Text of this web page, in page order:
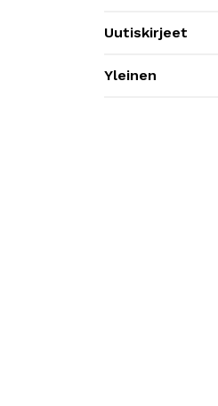
Uutiskirjeet
Yleinen